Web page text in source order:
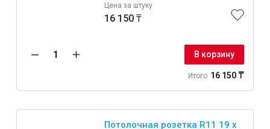
Цена за штуку
16 150 ₸
В корзину
Итого 16 150 ₸
Потолочная розетка R11 19 x